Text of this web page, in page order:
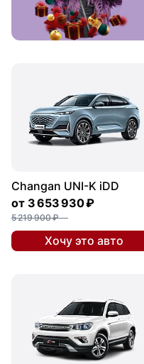
Changan UNI-K iDD
от 3 653 930 ₽
5 219 900 ₽
Хочу это авто